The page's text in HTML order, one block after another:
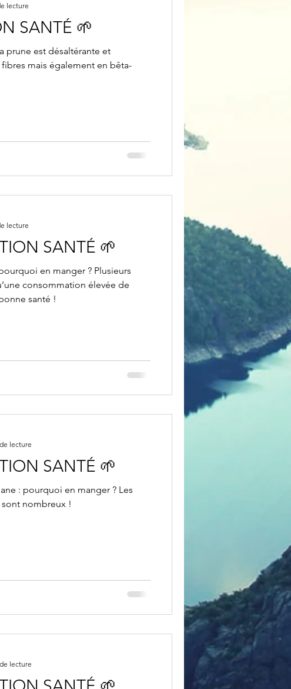
SANTÉ 🌱
prune est désaltérante et
mais également en bêta-
lecture
SANTÉ 🌱
en manger ? Plusieurs
consommation élevée de
santé !
lecture
SANTÉ 🌱
: pourquoi en manger ? Les
nombreux !
lecture
lecture